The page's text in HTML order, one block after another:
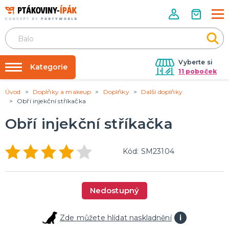
Vyberte si
11 poboček
Půjčovna kostýmů
Nafukování balónků
Prodejny
Rozvoz
Kontakt
Kategorie
PÁRTY DOPLŇKY
Tématické párty
KARNEVALOVÉ KOSTÝMY
Kostýmy pro dospělé
Kostýmy pro děti
DOPLŇKY A MAKEUP
Make-up, dekorace na kůži, tetování, umělé řasy
Úvod Doplňky a makeup Doplňky
Další doplňky
Obří injekční stříkačka
Obří injekční stříkačka
Kód: SM23104
Nedostupný
Zde můžete hlídat naskladnění i